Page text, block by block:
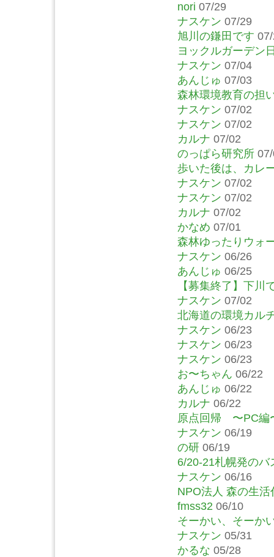
nori 07/29
ナスケン 07/29
旭川の鎌田です
ヨックルガーデン
ナスケン 07/04
あんじゅ 07/03
森林環境教育の担
ナスケン 07/02
ナスケン 07/02
カルナ 07/02
のっぱら研究所
歩いた後は、カレ
ナスケン 07/02
ナスケン 07/02
カルナ 07/02
かなめ 07/01
森林ゆったりウォ
ナスケン 06/26
あんじゅ 06/25
【募集終了】下川
ナスケン 07/02
北海道の環境カル
ナスケン 06/23
ナスケン 06/23
ナスケン 06/23
お〜ちゃん 06/22
あんじゅ 06/22
カルナ 06/22
原点回帰 〜PC編
ナスケン 06/19
の研 06/19
6/20-21札幌発の
ナスケン 06/16
NPO法人 森の生
fmss32 06/10
そーかい、そーか
ナスケン 05/31
かるな 05/28